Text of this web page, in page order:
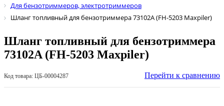
Для бензотриммеров, электротриммеров
Шланг топливный для бензотриммера 73102A (FH-5203 Maxpiler)
Шланг топливный для бензотриммера
73102A (FH-5203 Maxpiler)
Код товара: ЦБ-00004287 Перейти к сравнению